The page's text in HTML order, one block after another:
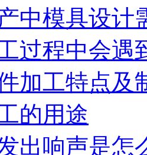
中模具设计
过程中会遇
加工特点及
的用途
出响声是怎